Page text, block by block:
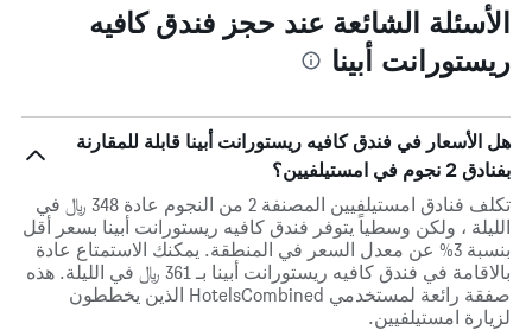
الأسئلة الشائعة عند حجز فندق كافيه
ريستورانت أبينا
هل الأسعار في فندق كافيه ريستورانت أبينا قابلة للمقارنة
بفنادق 2 نجوم في امستيلفيين؟
تكلف فنادق امستيلفيين المصنفة 2 من النجوم عادة 348 ﷼ في
الليلة ، ولكن وسطياً يتوفر فندق كافيه ريستورانت أبينا بسعر أقل
بنسبة 3% عن معدل السعر في المنطقة. يمكنك الاستمتاع عادة
بالاقامة في فندق كافيه ريستورانت أبينا بـ 361 ﷼ في الليلة. هذه
صفقة رائعة لمستخدمي HotelsCombined الذين يخططون
لزيارة امستيلفيين.